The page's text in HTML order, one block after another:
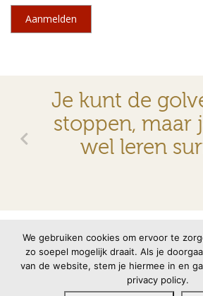
Je kunt de
stoppen, maar
wel leren
© 2026 VMBN Contact Disclaimer
We gebruiken cookies om ervoor te
zo soepel mogelijk draait. Als je
van de website, stem je hiermee in en
privacy policy.